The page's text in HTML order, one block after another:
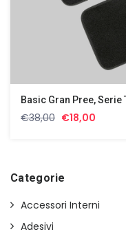
Basic Gran Pree, Serie
€38,00 Il
€38,00.
€18,00
Categorie
Accessori Interni
Adesivi